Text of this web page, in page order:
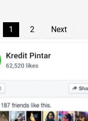
1 2 Next